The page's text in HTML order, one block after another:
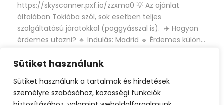
Sütiket használunk
Sütiket használunk a tartalmak és hirdetések
személyre szabásához, közösségi funkciók
https://skyscanner.pxf.io/zzxma0 💡 Az ajánlat
általában Tokióba szól, sok esetben teljes
szolgáltatású járatokkal (poggyásszal is). ✈️ Hogyan
érdemes utazni? 🔹 Indulás: Madrid 🔹 Érdemes külön...